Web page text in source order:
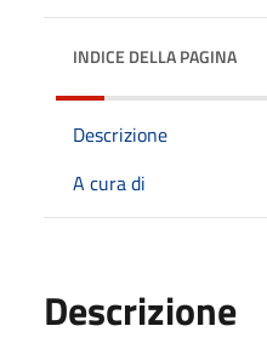
INDICE DELLA PAGINA
Descrizione
A cura di
Descrizione